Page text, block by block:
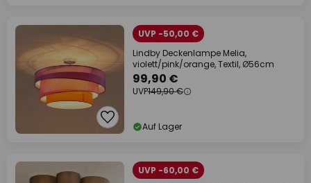
UVP -50,00 €
Lindby Deckenlampe Melia,
violett/pink/orange, Textil, Ø56cm
99,90 €
UVP149,90 €
Auf Lager
UVP -60,00 €